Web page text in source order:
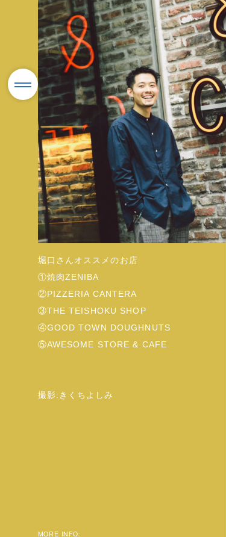
堀口さんオススメのお店
①焼肉ZENIBA
②PIZZERIA CANTERA
③THE TEISHOKU SHOP
④GOOD TOWN DOUGHNUTS
⑤AWESOME STORE & CAFE
撮影:きくちよしみ
MORE INFO: